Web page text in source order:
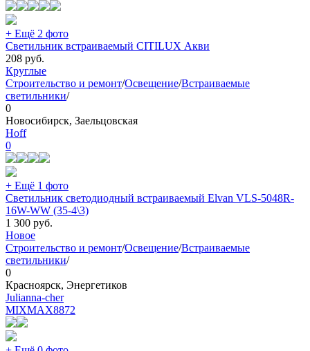
+ Ещё 2 фото
Светильник встраиваемый CITILUX Акви
208 руб.
Круглые
Строительство и ремонт/Освещение/Встраиваемые
светильники/
0
Новосибирск, Заельцовская
Hoff
0
+ Ещё 1 фото
Светильник светодиодный встраиваемый Elvan VLS-5048R-
16W-WW (35-4\3)
1 300 руб.
Новое
Строительство и ремонт/Освещение/Встраиваемые
светильники/
0
Красноярск, Энергетиков
Julianna-cher
MIXMAX8872